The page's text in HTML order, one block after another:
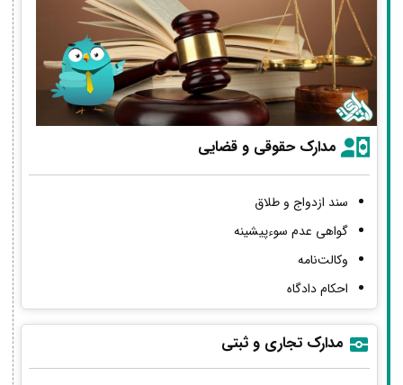
مدارک حقوقی و قضایی
سند ازدواج و طلاق
گواهی عدم سوءپیشینه
وکالت‌نامه
احکام دادگاه
مدارک تجاری و ثبتی